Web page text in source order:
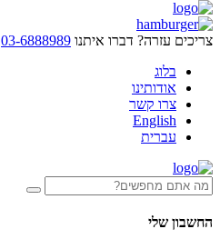
צריכים עזרה? דברו איתנו 03-6888989
בלוג
אודותינו
צרו קשר
English
עברית
החשבון שלי